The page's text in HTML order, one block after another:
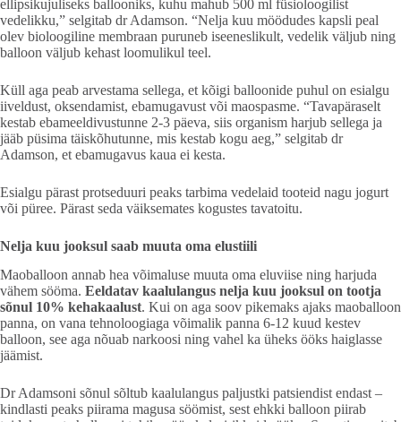
ellipsikujuliseks ballooniks, kuhu mahub 500 ml füsioloogilist
vedelikku,” selgitab dr Adamson. “Nelja kuu möödudes kapsli peal
olev bioloogiline membraan puruneb iseeneslikult, vedelik väljub ning
balloon väljub kehast loomulikul teel.
Küll aga peab arvestama sellega, et kõigi balloonide puhul on esialgu
iiveldust, oksendamist, ebamugavust või maospasme. “Tavapäraselt
kestab ebameeldivustunne 2-3 päeva, siis organism harjub sellega ja
jääb püsima täiskõhutunne, mis kestab kogu aeg,” selgitab dr
Adamson, et ebamugavus kaua ei kesta.
Esialgu pärast protseduuri peaks tarbima vedelaid tooteid nagu jogurt
või püree. Pärast seda väiksemates kogustes tavatoitu.
Nelja kuu jooksul saab muuta oma elustiili
Maoballoon annab hea võimaluse muuta oma eluviise ning harjuda
vähem sööma. Eeldatav kaalulangus nelja kuu jooksul on tootja
sõnul 10% kehakaalust. Kui on aga soov pikemaks ajaks maoballoon
panna, on vana tehnoloogiaga võimalik panna 6-12 kuud kestev
balloon, see aga nõuab narkoosi ning vahel ka üheks ööks haiglasse
jäämist.
Dr Adamsoni sõnul sõltub kaalulangus paljustki patsiendist endast –
kindlasti peaks piirama magusa söömist, sest ehkki balloon piirab